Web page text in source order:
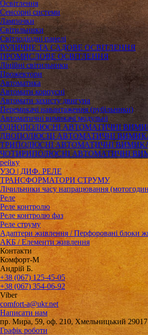
Освітлення
Сенсорні системи
Лампочки
Світильники
Світлодіодні панелі
ВУЛИЧНЕ ТА САДОВЕ ОСВІТЛЕННЯ
ПРОМИСЛОВЕ ОСВІТЛЕННЯ
Лінійні світильники
Прожектори
Автоматика
Автомати корпусні
Автомати захисту двигуна
Перемикачі навантаження (рубільники)
Автоматичні вимикачі модульні
ОДНОПОЛЮСНІ АВТОМАТИЧНІ
ДВОПОЛЮСНІ АВТОМАТИЧНІ
ТРИПОЛЮСНІ АВТОМАТИЧНІ
ЧОТИРИПОЛЮСНІ АВТОМАТИЧНІ
рейку
УЗО | ДИФ. РЕЛЕ
ТРАНСФОРМАТОРИ СТРУМУ
Лічильники часу напрацювання
Реле
Реле контролю
Реле контролю фаз
Реле струму
Адаптери живлення / Перфоровані блоки
АКБ / Елементи живлення
Контакти
Комфорт-М
Андрій Б.
+38 (067) 125-45-05
+38 (067) 354-06-92
Viber
comfort-a@ukr.net
Написати нам
пр. Мира, 59, оф. 210, Хмельницький 29017
Графік роботи